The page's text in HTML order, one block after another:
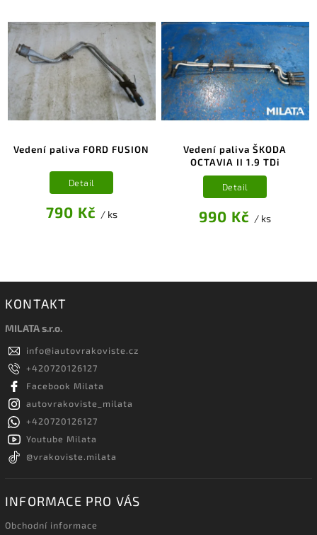
Vedení paliva FORD FUSION
790 Kč / ks
Detail
Vedení paliva ŠKODA
OCTAVIA II 1.9 TDi
990 Kč / ks
Detail
KONTAKT
MILATA s.r.o.
info@iautovrakoviste.cz
+420720126127
Facebook Milata
autovrakoviste_milata
+420720126127
Youtube Milata
@vrakoviste.milata
INFORMACE PRO VÁS
Obchodní informace